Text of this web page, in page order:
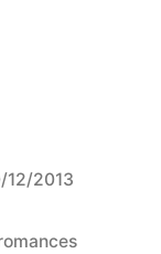
12/2013